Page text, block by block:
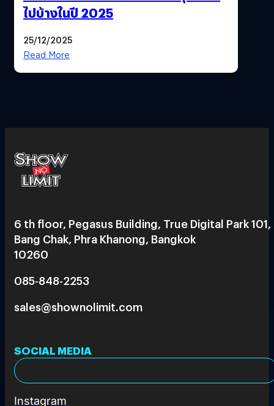
ไปบ้างในปี 2025
25/12/2025
Read More
6 th floor, Pegasus Building, True Digital Park 101,
Bang Chak, Phra Khanong, Bangkok
10260
085-848-2253
sales@shownolimit.com
SOCIAL MEDIA
Instagram